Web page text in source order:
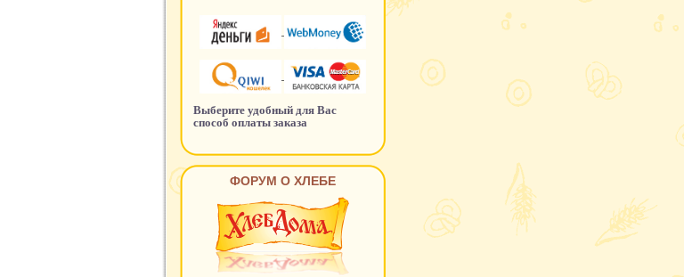
Выберите удобный для Вас
способ оплаты заказа
ФОРУМ О ХЛЕБЕ